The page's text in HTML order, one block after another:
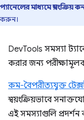
প্যানেলের মাধ্যমে স্বয়ংক্রিয়
করুন।
DevTools সমস্যা
করার জন্য
কম-বৈপরীত্যযুক্ত
স্বয়ংক্রিয়ভাবে
এই সমস্যাগুলি